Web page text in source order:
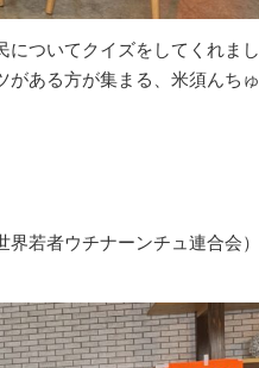
についてクイズをしてくれまし
がある方が集まる、米須んちゅ
若者ウチナーンチュ連合会）